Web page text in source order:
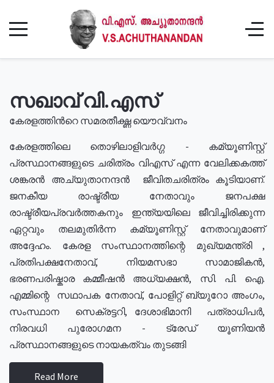
സഖാവ് വി.എസ്
കേരളത്തിൻറെ സമരതീക്ഷ്ണ യൌവ്വനം
കേരളത്തിലെ തൊഴിലാളിവർഗ്ഗ - കമ്യൂണിസ്റ്റ്
പ്രസ്ഥാനങ്ങളുടെ ചരിത്രം വിഎസ് എന്ന വേലിക്കകത്ത്
ശങ്കരൻ അച്യുതാനന്ദൻ ജീവിതചരിത്രം കൂടിയാണ്.
ജനകീയ രാഷ്ട്രീയ നേതാവും ജനപക്ഷ
രാഷ്ട്രീയപ്രവർത്തകനും ഇന്ത്യയിലെ ജീവിച്ചിരിക്കുന്ന
ഏറ്റവും തലമുതിർന്ന കമ്യൂണിസ്റ്റ് നേതാവുമാണ്
അദ്ദേഹം. കേരള സംസ്ഥാനത്തിന്റെ മുഖ്യമന്ത്രി ,
പ്രതിപക്ഷനേതാവ്, നിയമസഭാ സാമാജികൻ,
ഭരണപരിഷ്കാര കമ്മീഷൻ അധ്യക്ഷൻ, സി. പി. ഐ.
എമ്മിന്റെ സഥാപക നേതാവ്, പോളിറ്റ് ബ്യുറോ അംഗം,
സംസ്ഥാന സെക്രട്ടറി, ദേശാഭിമാനി പത്രാധിപർ,
നിരവധി പുരോഗമന - ട്രേഡ് യൂണിയൻ
പ്രസ്ഥാനങ്ങളുടെ നായകത്വം തുടങ്ങി
Read More